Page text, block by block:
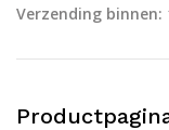
Verzending